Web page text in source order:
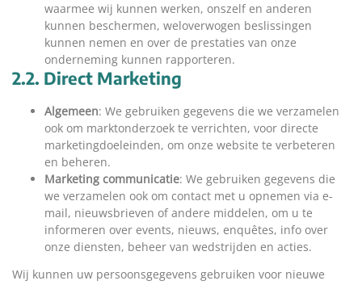
waarmee wij kunnen werken, onszelf en anderen
kunnen beschermen, weloverwogen beslissingen
kunnen nemen en over de prestaties van onze
onderneming kunnen rapporteren.
2.2. Direct Marketing
Algemeen: We gebruiken gegevens die we verzamelen
ook om marktonderzoek te verrichten, voor directe
marketingdoeleinden, om onze website te verbeteren
en beheren.
Marketing communicatie: We gebruiken gegevens die
we verzamelen ook om contact met u opnemen via e-
mail, nieuwsbrieven of andere middelen, om u te
informeren over events, nieuws, enquêtes, info over
onze diensten, beheer van wedstrijden en acties.
Wij kunnen uw persoonsgegevens gebruiken voor nieuwe